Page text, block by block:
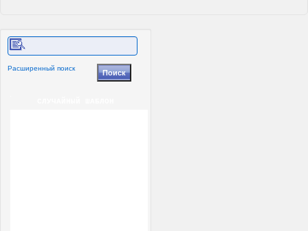
Расширенный поиск